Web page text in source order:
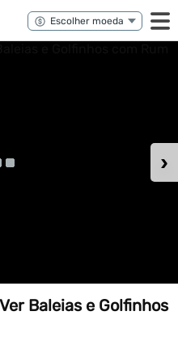
›
Baleias e Golfinhos